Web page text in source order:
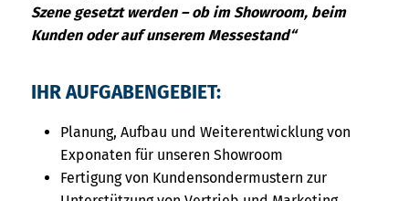
Szene gesetzt werden – ob im Showroom, beim
Kunden oder auf unserem Messestand“
IHR AUFGABENGEBIET:
Planung, Aufbau und Weiterentwicklung von
Exponaten für unseren Showroom
Fertigung von Kundensondermustern zur